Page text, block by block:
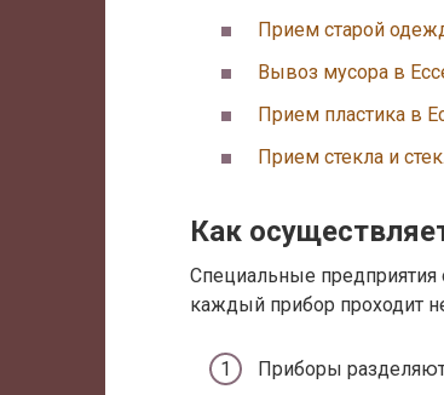
Прием старой
Вывоз мусора в
Прием пластика в
Прием стекла и
Как
Специальные предприятия
каждый прибор проходит
Приборы